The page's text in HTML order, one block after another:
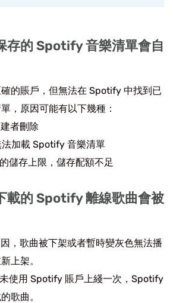
存的 Spotify 音樂清單會自
的賬戶，但無法在 Spotify 中找到已
，原因可能有以下幾種：
者刪除
加載 Spotify 音樂清單
儲存上限，儲存配額不足
載的 Spotify 離線歌曲會被
，歌曲被下架或者暫時變灰色無法播
上架。
使用 Spotify 賬戶上綫一次，Spotify
歌曲。